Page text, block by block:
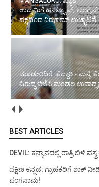
ಉದ್ಯಮಿಗೆ ಹನಿಟ್ರ್ಯಾಪ್; ಕಾಂಗ್ರೆಸ್
ಪಕ್ಷದಿಂದ ನಿಝಾಮ್ ಉಚ್ಛಾಟನೆ
ಮೂಡುಬಿದಿರೆ: ಹೆದ್ದಾರಿ ಸಮಸ್ಯೆ
ವಿರುದ್ಧ ಬಿಜೆಪಿ ಮಂಡಲ
BEST ARTICLES
DEVIL: ಕನ್ಯಾನದಲ್ಲಿ ರಾತ್ರಿ ಬಿಳಿ
ದಕ್ಷಿಣ ಕನ್ನಡ: ಗ್ರಾಹಕರಿಗೆ ಶಾಕ್
ಪಂಗನಾಮ!